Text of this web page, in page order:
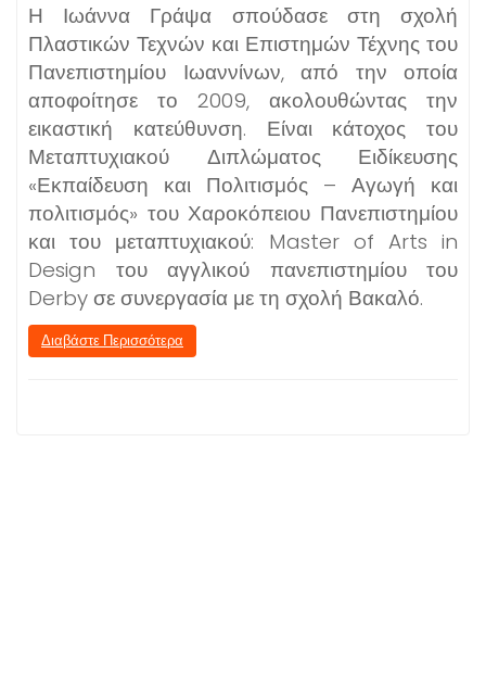
Η Ιωάννα Γράψα σπούδασε στη σχολή
Πλαστικών Τεχνών και Επιστημών Τέχνης του
Πανεπιστημίου Ιωαννίνων, από την οποία
αποφοίτησε το 2009, ακολουθώντας την
εικαστική κατεύθυνση. Είναι κάτοχος του
Μεταπτυχιακού Διπλώματος Ειδίκευσης
«Εκπαίδευση και Πολιτισμός – Αγωγή και
πολιτισμός» του Χαροκόπειου Πανεπιστημίου
και του μεταπτυχιακού: Master of Arts in
Design του αγγλικού πανεπιστημίου του
Derby σε συνεργασία με τη σχολή Βακαλό.
Διαβάστε Περισσότερα